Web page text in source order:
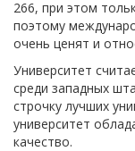
266, при этом
поэтому
очень ценят и
Университет
среди западных
строчку лучших
университет
качество.